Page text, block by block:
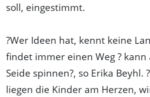
soll, eingestimmt.
?Wer Ideen hat, kennt keine
findet immer einen Weg ? kann
Seide spinnen?, so Erika Beyhl.
liegen die Kinder am Herzen,